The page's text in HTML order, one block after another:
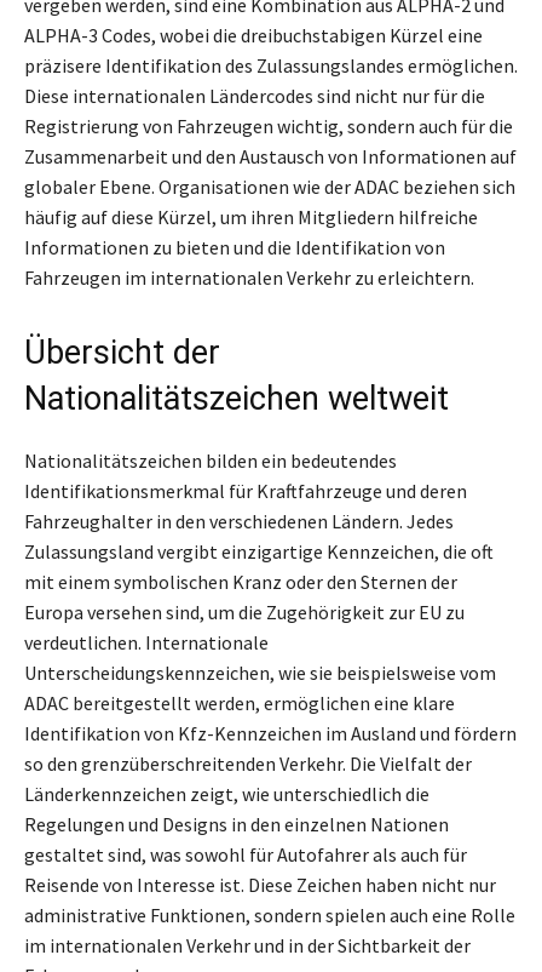
vergeben werden, sind eine Kombination aus ALPHA-2 und
ALPHA-3 Codes, wobei die dreibuchstabigen Kürzel eine
präzisere Identifikation des Zulassungslandes ermöglichen.
Diese internationalen Ländercodes sind nicht nur für die
Registrierung von Fahrzeugen wichtig, sondern auch für die
Zusammenarbeit und den Austausch von Informationen auf
globaler Ebene. Organisationen wie der ADAC beziehen sich
häufig auf diese Kürzel, um ihren Mitgliedern hilfreiche
Informationen zu bieten und die Identifikation von
Fahrzeugen im internationalen Verkehr zu erleichtern.
Übersicht der
Nationalitätszeichen weltweit
Nationalitätszeichen bilden ein bedeutendes
Identifikationsmerkmal für Kraftfahrzeuge und deren
Fahrzeughalter in den verschiedenen Ländern. Jedes
Zulassungsland vergibt einzigartige Kennzeichen, die oft
mit einem symbolischen Kranz oder den Sternen der
Europa versehen sind, um die Zugehörigkeit zur EU zu
verdeutlichen. Internationale
Unterscheidungskennzeichen, wie sie beispielsweise vom
ADAC bereitgestellt werden, ermöglichen eine klare
Identifikation von Kfz-Kennzeichen im Ausland und fördern
so den grenzüberschreitenden Verkehr. Die Vielfalt der
Länderkennzeichen zeigt, wie unterschiedlich die
Regelungen und Designs in den einzelnen Nationen
gestaltet sind, was sowohl für Autofahrer als auch für
Reisende von Interesse ist. Diese Zeichen haben nicht nur
administrative Funktionen, sondern spielen auch eine Rolle
im internationalen Verkehr und in der Sichtbarkeit der